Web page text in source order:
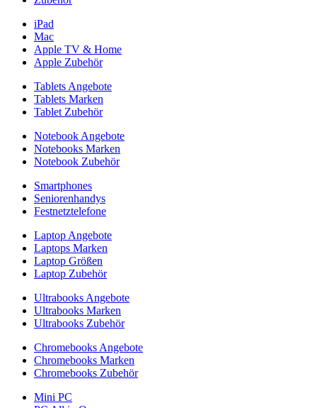
iPad
Mac
Apple TV & Home
Apple Zubehör
Tablets Angebote
Tablets Marken
Tablet Zubehör
Notebook Angebote
Notebooks Marken
Notebook Zubehör
Smartphones
Seniorenhandys
Festnetztelefone
Laptop Angebote
Laptops Marken
Laptop Größen
Laptop Zubehör
Ultrabooks Angebote
Ultrabooks Marken
Ultrabooks Zubehör
Chromebooks Angebote
Chromebooks Marken
Chromebooks Zubehör
Mini PC